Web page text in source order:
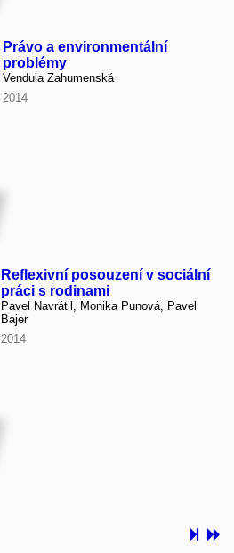
Právo a environmentální
problémy
Vendula Zahumenská
2014
Reflexivní posouzení v sociální
práci s rodinami
Pavel Navrátil, Monika Punová, Pavel
Bajer
2014